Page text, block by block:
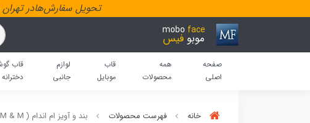
تحویل سفارش‌هادر
mobo face
موبو فیس
صفحه
اصلی
همه
محصولات
قاب
موبایل
لوازم
جانبی
قاب
دخترانه
خانه فهرست محصولات بند و آویز ام اندام ( M & M )